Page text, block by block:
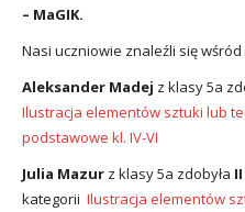
– MaGIK.
Nasi uczniowie znaleźli się
Aleksander Madej z klasy 5a
Ilustracja elementów sztuki lub
podstawowe kl. IV-VI
Julia Mazur z klasy 5a zdobyła
kategorii Ilustracja elementów